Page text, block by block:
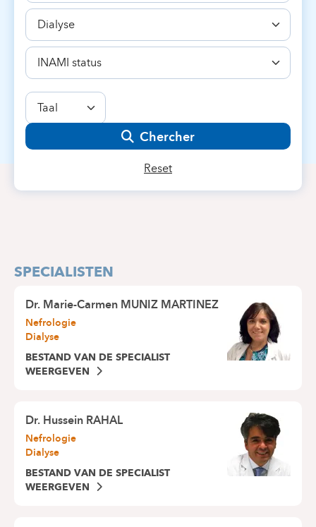
Bekwaamheid
INAMI
status
Taal
Chercher
Reset
SPECIALISTEN
Dr.Marie-Carmen MUNIZ MARTINEZ
Nefrologie
Dialyse
BESTAND VAN DE SPECIALIST
WEERGEVEN
Dr.Hussein RAHAL
Nefrologie
Dialyse
BESTAND VAN DE SPECIALIST
WEERGEVEN